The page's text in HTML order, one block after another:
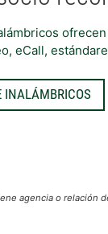
eCall,
INALÁMBRICOS
agencia o relación